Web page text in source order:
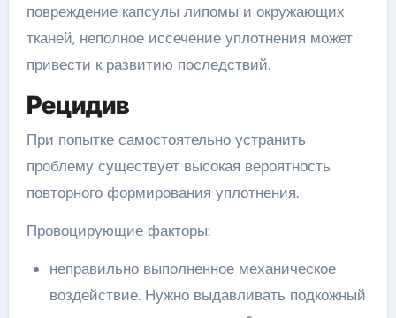
повреждение капсулы липомы и окружающих
тканей, неполное иссечение уплотнения может
привести к развитию последствий.
Рецидив
При попытке самостоятельно устранить
проблему существует высокая вероятность
повторного формирования уплотнения.
Провоцирующие факторы:
неправильно выполненное механическое
воздействие. Нужно выдавливать подкожный